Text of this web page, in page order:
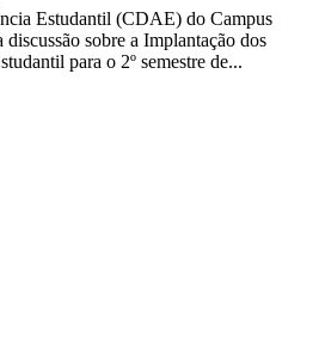
Estudantil (CDAE) do Campus
sobre a Implantação dos
para o 2º semestre de...